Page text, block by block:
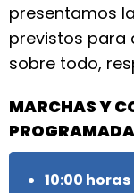
presentamos
previstos para
sobre todo,
MARCHAS Y
10:00